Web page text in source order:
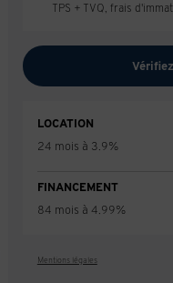
LOCATION
24 mois à 3.9%
FINANCEMENT
84 mois à 4.99%
Mentions légales